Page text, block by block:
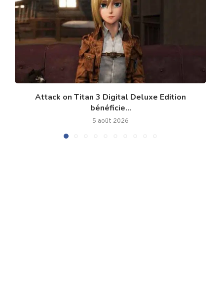
Attack on Titan 3 Digital Deluxe Edition
bénéficie...
5 août 2026